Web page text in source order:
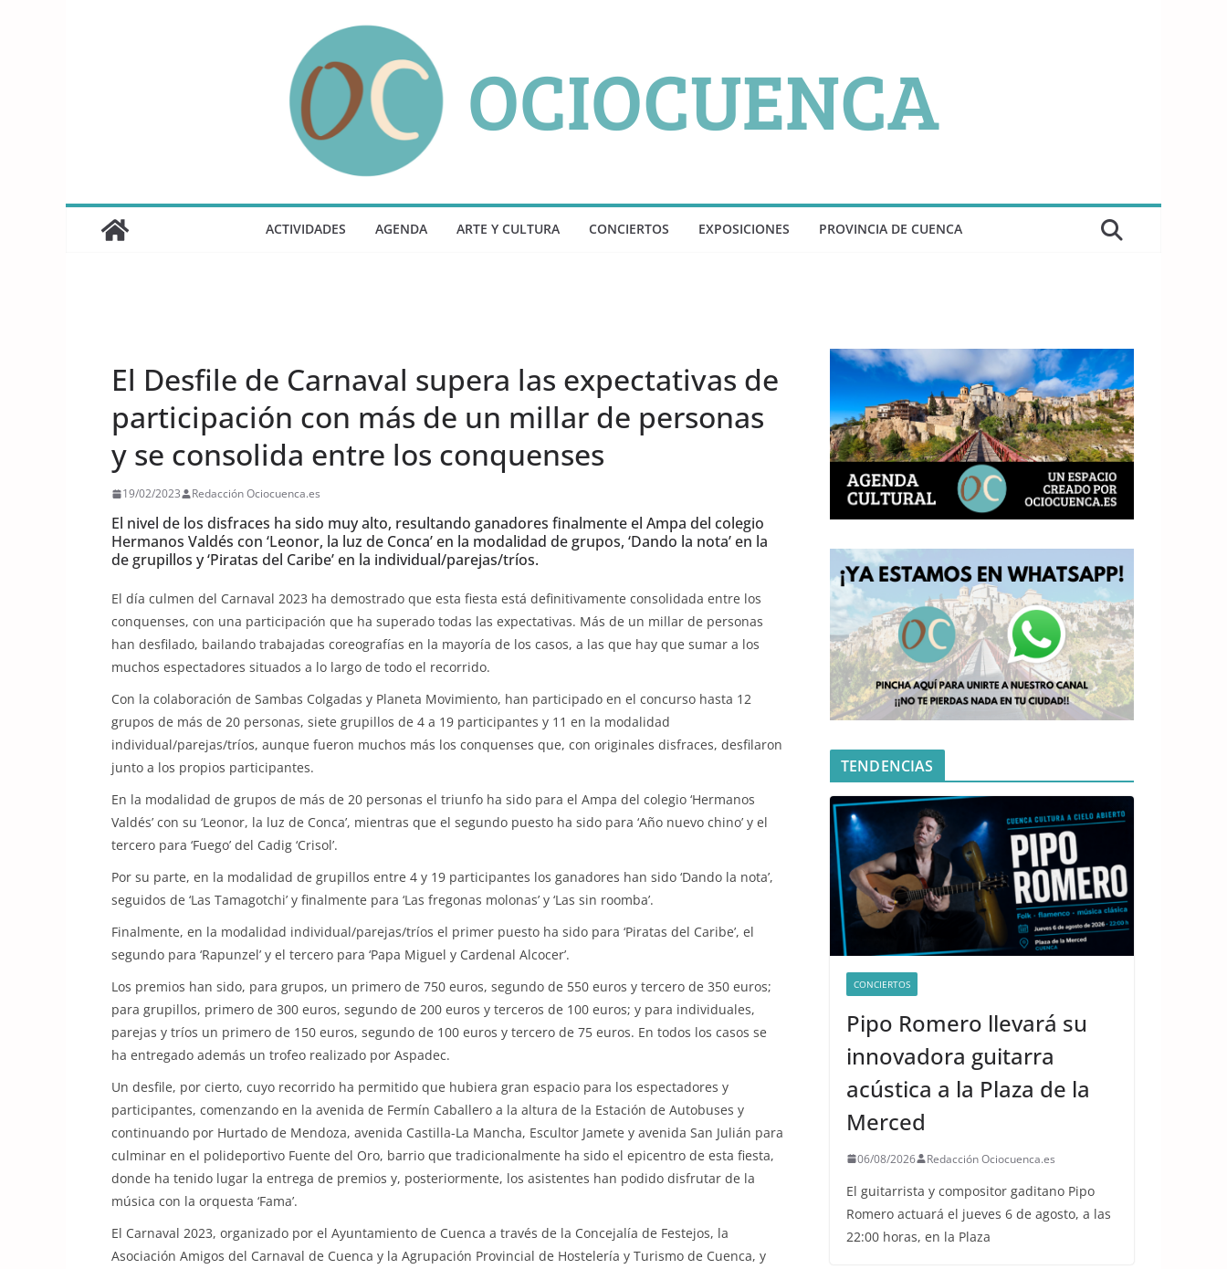
ACTIVIDADES AGENDA ARTE Y CULTURA CONCIERTOS EXPOSICIONES PROVINCIA DE CUENCA
El Desfile de Carnaval supera las expectativas de
participación con más de un millar de personas
y se consolida entre los conquenses
19/02/2023 Redacción Ociocuenca.es
El nivel de los disfraces ha sido muy alto, resultando ganadores finalmente el Ampa del colegio
Hermanos Valdés con ‘Leonor, la luz de Conca’ en la modalidad de grupos, ‘Dando la nota’ en la
de grupillos y ‘Piratas del Caribe’ en la individual/parejas/tríos.
El día culmen del Carnaval 2023 ha demostrado que esta fiesta está definitivamente consolidada entre los
conquenses, con una participación que ha superado todas las expectativas. Más de un millar de personas
han desfilado, bailando trabajadas coreografías en la mayoría de los casos, a las que hay que sumar a los
muchos espectadores situados a lo largo de todo el recorrido.
Con la colaboración de Sambas Colgadas y Planeta Movimiento, han participado en el concurso hasta 12
grupos de más de 20 personas, siete grupillos de 4 a 19 participantes y 11 en la modalidad
individual/parejas/tríos, aunque fueron muchos más los conquenses que, con originales disfraces, desfilaron
junto a los propios participantes.
En la modalidad de grupos de más de 20 personas el triunfo ha sido para el Ampa del colegio ‘Hermanos
Valdés’ con su ‘Leonor, la luz de Conca’, mientras que el segundo puesto ha sido para ‘Año nuevo chino’ y el
tercero para ‘Fuego’ del Cadig ‘Crisol’.
Por su parte, en la modalidad de grupillos entre 4 y 19 participantes los ganadores han sido ‘Dando la nota’,
seguidos de ‘Las Tamagotchi’ y finalmente para ‘Las fregonas molonas’ y ‘Las sin roomba’.
Finalmente, en la modalidad individual/parejas/tríos el primer puesto ha sido para ‘Piratas del Caribe’, el
segundo para ‘Rapunzel’ y el tercero para ‘Papa Miguel y Cardenal Alcocer’.
Los premios han sido, para grupos, un primero de 750 euros, segundo de 550 euros y tercero de 350 euros;
para grupillos, primero de 300 euros, segundo de 200 euros y terceros de 100 euros; y para individuales,
parejas y tríos un primero de 150 euros, segundo de 100 euros y tercero de 75 euros. En todos los casos se
ha entregado además un trofeo realizado por Aspadec.
Un desfile, por cierto, cuyo recorrido ha permitido que hubiera gran espacio para los espectadores y
participantes, comenzando en la avenida de Fermín Caballero a la altura de la Estación de Autobuses y
continuando por Hurtado de Mendoza, avenida Castilla-La Mancha, Escultor Jamete y avenida San Julián para
culminar en el polideportivo Fuente del Oro, barrio que tradicionalmente ha sido el epicentro de esta fiesta,
donde ha tenido lugar la entrega de premios y, posteriormente, los asistentes han podido disfrutar de la
música con la orquesta ‘Fama’.
El Carnaval 2023, organizado por el Ayuntamiento de Cuenca a través de la Concejalía de Festejos, la
Asociación Amigos del Carnaval de Cuenca y la Agrupación Provincial de Hostelería y Turismo de Cuenca, y
TENDENCIAS
CONCIERTOS
Pipo Romero llevará su
innovadora guitarra
acústica a la Plaza de la
Merced
06/08/2026 Redacción Ociocuenca.es
El guitarrista y compositor gaditano Pipo
Romero actuará el jueves 6 de agosto, a las
22:00 horas, en la Plaza